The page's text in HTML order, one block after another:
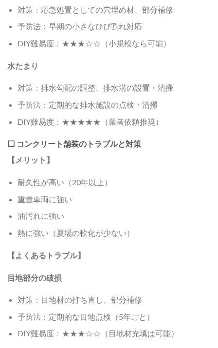
対策：応急処置としての穴埋め材、部分補修
予防法：早期の小さなひび割れ対応
DIY難易度：★★★☆☆（小規模なら可能）
水たまり
対策：排水勾配の調整、排水溝の設置・清掃
予防法：定期的な排水施設の点検・清掃
DIY難易度：★★★★★（業者依頼推奨）
⬜ コンクリート舗装のトラブルと対策
【メリット】
耐久性が高い（20年以上）
重量車両に強い
油汚れに強い
熱に強い（夏場の軟化が少ない）
【よくあるトラブル】
目地部分の破損
対策：目地材の打ち直し、部分補修
予防法：定期的な目地点検（5年ごと）
DIY難易度：★★★☆☆（目地材充填は可能）